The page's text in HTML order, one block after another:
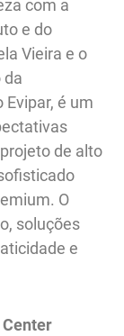
com a
e do
Vieira e o
da
é um
de alto
O
soluções
e